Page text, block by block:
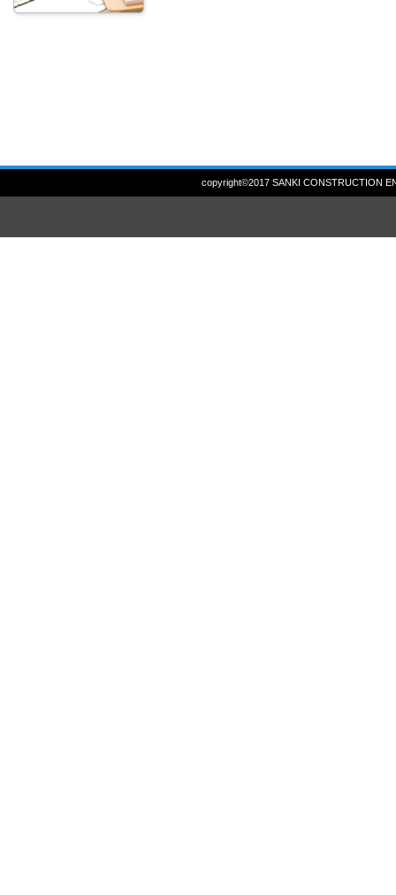
copyright©2017 SANKI CONSTRUCTION